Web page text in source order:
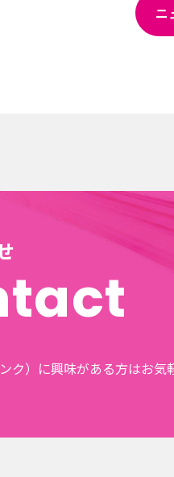
ニ
ク）に興味がある方はお